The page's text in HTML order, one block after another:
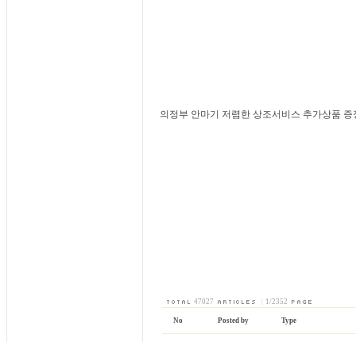
의정부 안마기 저렴한 상조서비스 추가상품
47027 1/2352
No Posted by Type